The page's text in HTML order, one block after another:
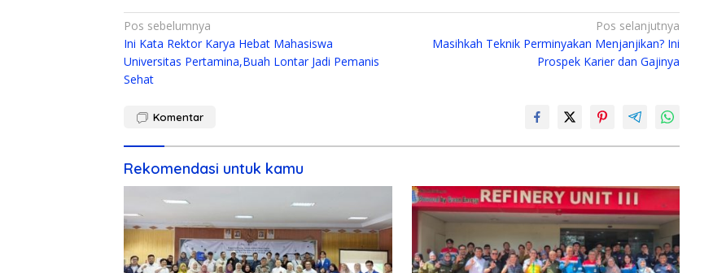
Navigasi
pos
Pos sebelumnya
Ini Kata Rektor Karya Hebat Mahasiswa
Universitas Pertamina,Buah Lontar Jadi Pemanis
Sehat
Pos selanjutnya
Masihkah Teknik Perminyakan Menjanjikan? Ini
Prospek Karier dan Gajinya
Komentar
Rekomendasi untuk kamu